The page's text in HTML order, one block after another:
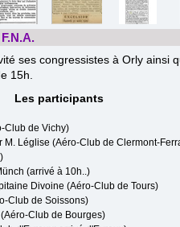
ses congressistes à Orly
15h.
Les participants
Club de Vichy)
M. Léglise (Aéro-Club de Clermont-
(arrivé à 10h..)
Divoine (Aéro-Club de Tours)
Club de Soissons)
Club de Bourges)